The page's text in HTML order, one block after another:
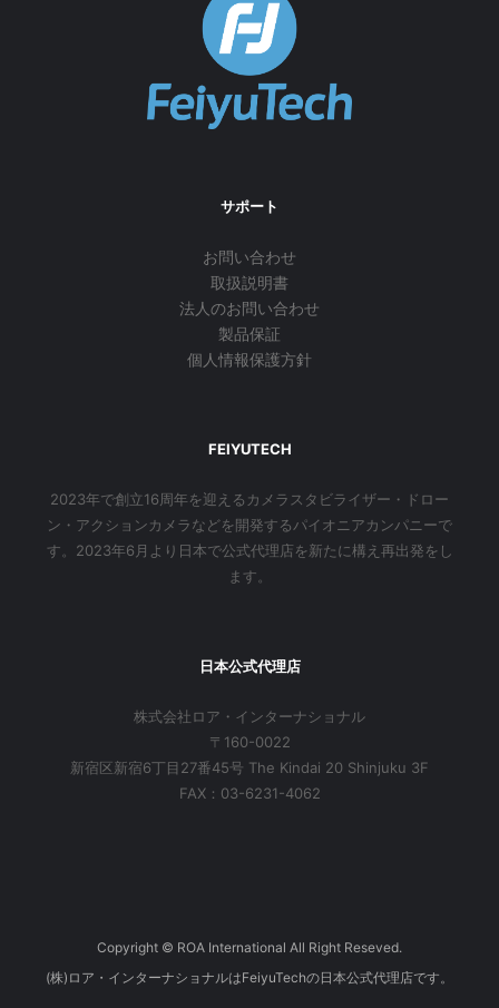
サポート
お問い合わせ
取扱説明書
法人のお問い合わせ
製品保証
個人情報保護方針
FEIYUTECH
2023年で創立16周年を迎えるカメラスタビライザー・ドロー
ン・アクションカメラなどを開発するパイオニアカンパニーで
す。2023年6月より日本で公式代理店を新たに構え再出発をし
ます。
日本公式代理店
株式会社ロア・インターナショナル
〒160-0022
新宿区新宿6丁目27番45号 The Kindai 20 Shinjuku 3F
FAX：03-6231-4062
Copyright © ROA International All Right Reseved.
(株)ロア・インターナショナルはFeiyuTechの日本公式代理店です。